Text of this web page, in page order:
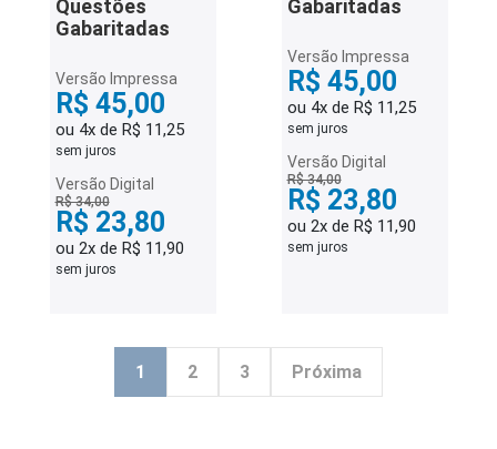
Questões
Gabaritadas
Versão Impressa
R$ 45,00
ou 4x de R$ 11,25
sem juros
Versão Digital
R$ 34,00
R$ 23,80
ou 2x de R$ 11,90
sem juros
Gabaritadas
Versão Impressa
R$ 45,00
ou 4x de R$ 11,25
sem juros
Versão Digital
R$ 34,00
R$ 23,80
ou 2x de R$ 11,90
sem juros
1 2 3 Próxima